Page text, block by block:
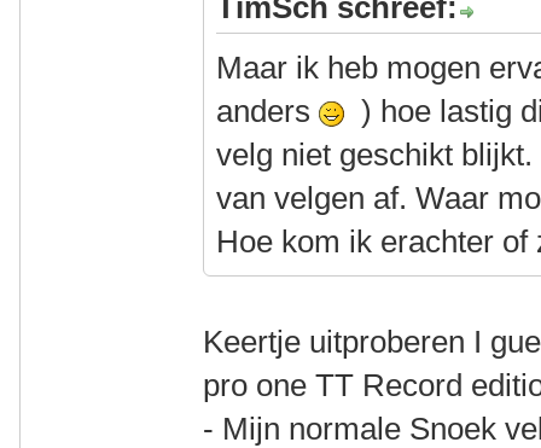
TimSch schreef:
Maar ik heb mogen
anders
) hoe lastig
velg niet geschikt
van velgen af. Waar
Hoe kom ik erachter
Keertje uitproberen I
pro one TT Record
- Mijn normale Snoek